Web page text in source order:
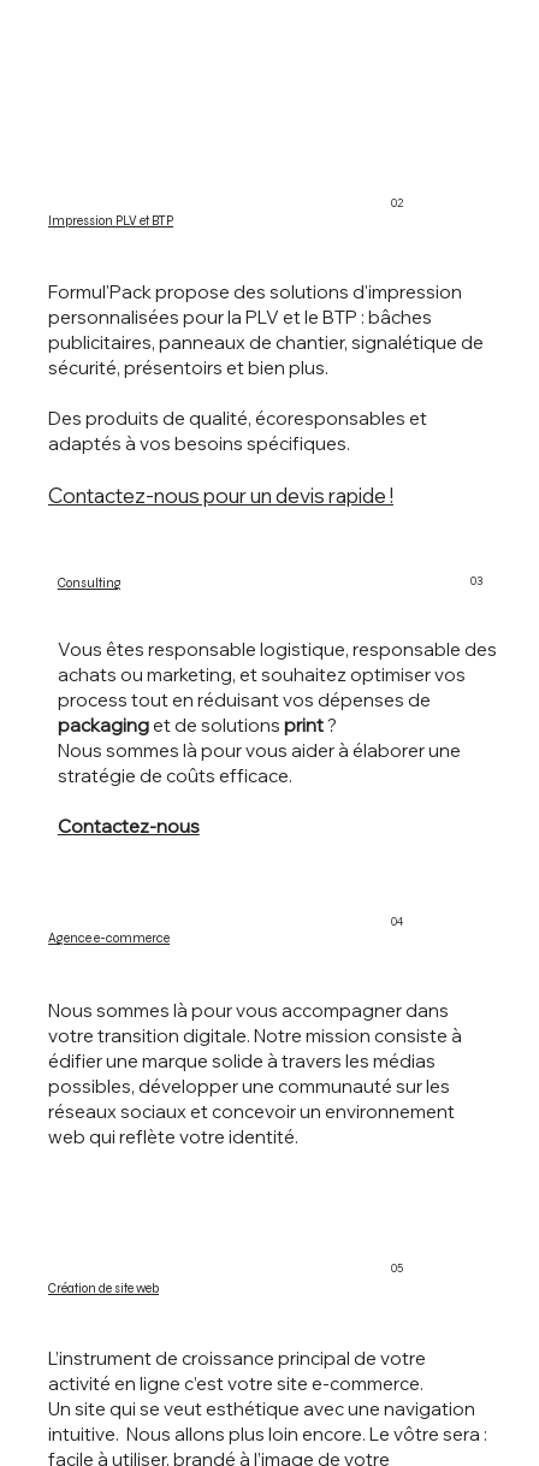
04
Agence e-commerce
Nous sommes là pour vous accompagner dans
votre transition digitale. Notre mission consiste à
édifier une marque solide à travers les médias
possibles, développer une communauté sur les
réseaux sociaux et concevoir un environnement
web qui reflète votre identité.
05
Création de site web
L’instrument de croissance principal de votre
activité en ligne c’est votre site e-commerce.
Un site qui se veut esthétique avec une navigation
intuitive. Nous allons plus loin encore. Le vôtre sera :
facile à utiliser, brandé à l’image de votre
02
Impression PLV et BTP
Formul'Pack propose des solutions d'impression
personnalisées pour la PLV et le BTP : bâches
publicitaires, panneaux de chantier, signalétique de
sécurité, présentoirs et bien plus.
Des produits de qualité, écoresponsables et
adaptés à vos besoins spécifiques.
Contactez-nous pour un devis rapide !
Consulting
Vous êtes responsable logistique, responsable des
achats ou marketing, et souhaitez optimiser vos
process tout en réduisant vos dépenses de
packaginget de solutions print?
Nous sommes là pour vous aider à élaborer une
stratégie de coûts efficace.
Contactez-nous
03